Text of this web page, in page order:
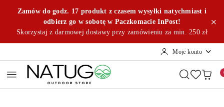
Przejdź do treści głównej
Przejdź do wyszukiwarki
Przejdź do moje konto
Przejdź do menu głównego
Przejdź do opisu produktu
Przejdź do stopki
Zamów do godz. 17 produkt z czasem wysyłki natychmiast i
odbierz go w sobotę w Paczkomacie InPost!
Skorzystaj z darmowej dostawy przy zamówieniu za min. 250 zł
Moje konto